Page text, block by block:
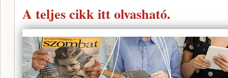
A teljes cikk itt olvasható.